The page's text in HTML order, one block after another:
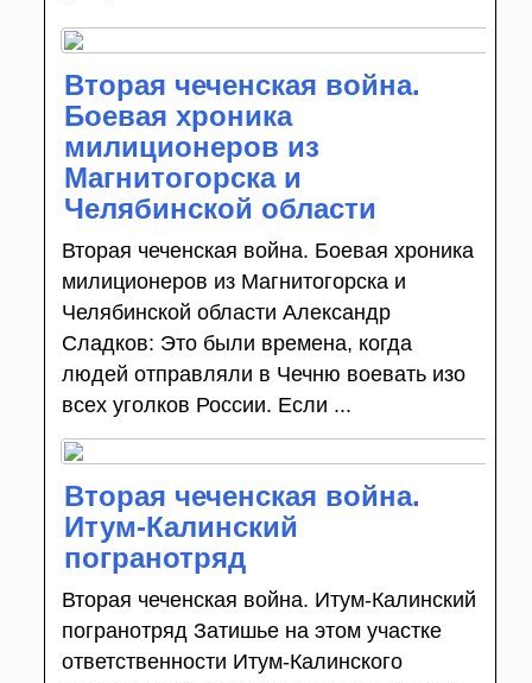
Вторая чеченская война.
Боевая хроника
милиционеров из
Магнитогорска и
Челябинской области
Вторая чеченская война. Боевая хроника
милиционеров из Магнитогорска и
Челябинской области Александр
Сладков: Это были времена, когда
людей отправляли в Чечню воевать изо
всех уголков России. Если ...
Вторая чеченская война.
Итум-Калинский
погранотряд
Вторая чеченская война. Итум-Калинский
погранотряд Затишье на этом участке
ответственности Итум-Калинского